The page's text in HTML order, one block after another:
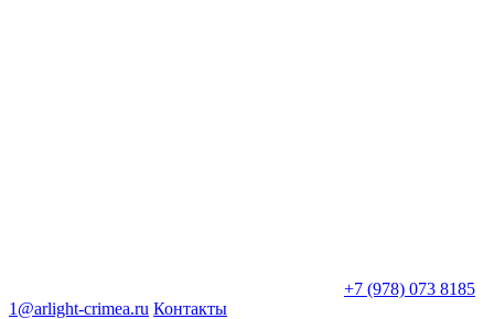
+7 (978) 073 8185
1@arlight-crimea.ru Контакты